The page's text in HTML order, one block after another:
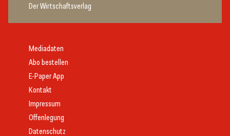
Der Wirtschaftsverlag
Mediadaten
Abo bestellen
E-Paper App
Kontakt
Impressum
Offenlegung
Datenschutz